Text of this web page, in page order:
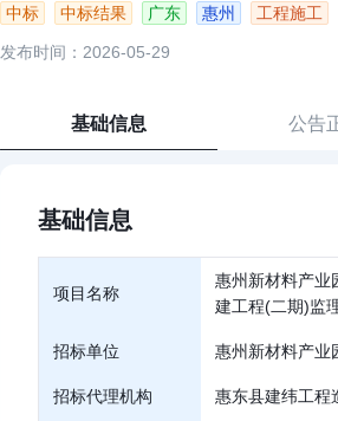
中标 中标结果 广东 惠州 工程施工
发布时间：2026-05-29
基础信息 公告
基础信息
项目名称
惠州新材料产业
建工程(二期)监
招标单位 惠州新材料产业
招标代理机构 惠东县建纬工程